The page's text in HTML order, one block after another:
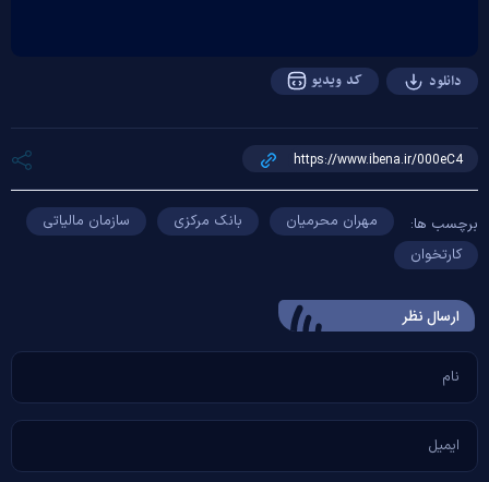
دانلود کد ویدیو
برچسب ها: مهران محرمیان بانک مرکزی
سازمان مالیاتی
کارتخوان
ارسال‌ نظر